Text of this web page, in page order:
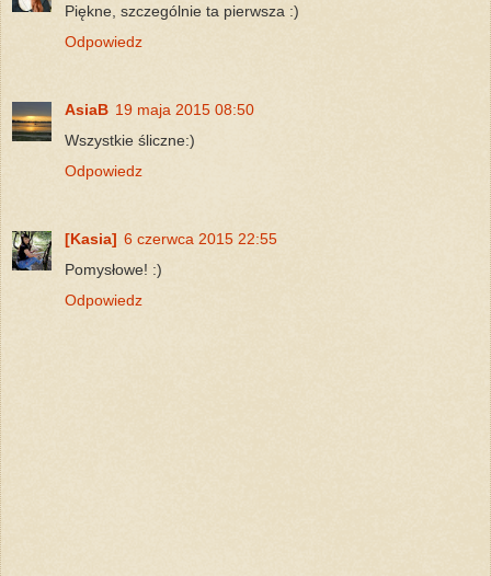
Piękne, szczególnie ta pierwsza :)
Odpowiedz
AsiaB 19 maja 2015 08:50
Wszystkie śliczne:)
Odpowiedz
[Kasia] 6 czerwca 2015 22:55
Pomysłowe! :)
Odpowiedz